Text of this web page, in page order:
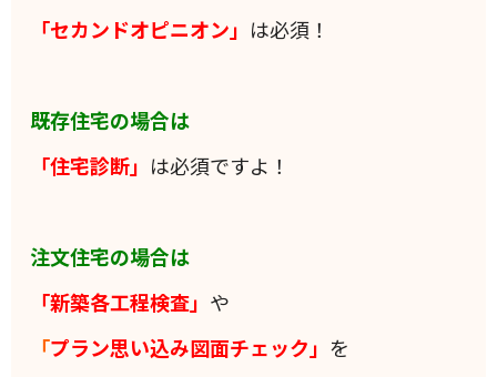
「セカンドオピニオン」 は必須！
既存住宅の場合は
「住宅診断」 は必須ですよ！
注文住宅の場合は
「新築各工程検査」 や
「プラン思い込み図面チェック」 を